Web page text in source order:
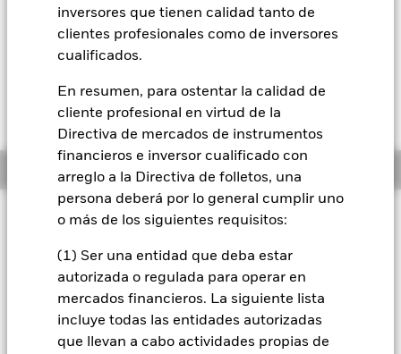
inversores que tienen calidad tanto de
clientes profesionales como de inversores
cualificados.
En resumen, para ostentar la calidad de
cliente profesional en virtud de la
Directiva de mercados de instrumentos
financieros e inversor cualificado con
arreglo a la Directiva de folletos, una
persona deberá por lo general cumplir uno
o más de los siguientes requisitos:
(1) Ser una entidad que deba estar
autorizada o regulada para operar en
mercados financieros. La siguiente lista
incluye todas las entidades autorizadas
que llevan a cabo actividades propias de
iShares
Nuestra compañía
GBP -0,04 (-0,04%)
Rentabilidad total medida con valor liquidativo a 05 ago 2026
1,63%
Rendimiento a peor a 05 ago 2026
4,98%
Información general
Filosofía de inversión
compuesto por bonos corporativos con grado de inversión
denominados en libras esterlinas.
Tenga en cuenta que a partir del 1 de octubre de 2015, el
índice de referencia del fondo cambió del Markit iBoxx GBP